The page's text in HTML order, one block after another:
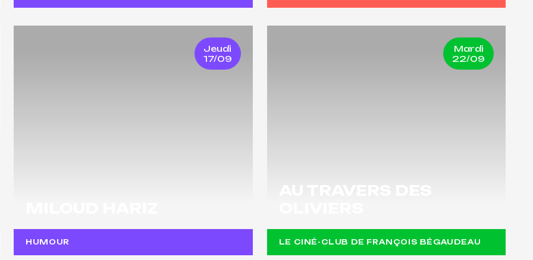
Jeudi
17/09
HUMOUR
Mardi
22/09
LE CINÉ-CLUB DE FRANÇOIS BÉGAUDEAU